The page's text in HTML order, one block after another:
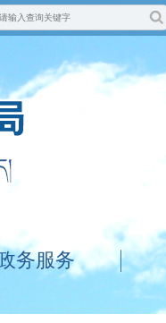
务服务